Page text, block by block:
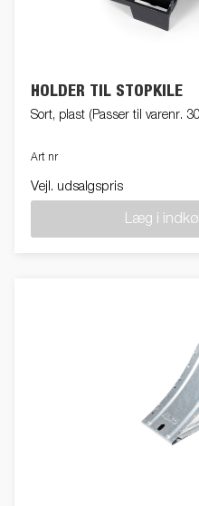
HOLDER TIL STOPKILE
Sort, plast (Passer til varenr.
Art nr
Vejl. udsalgspris
Læg i